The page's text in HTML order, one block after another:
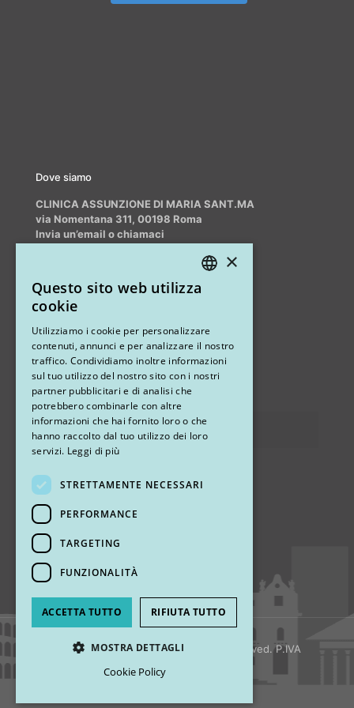
Dove siamo
CLINICA ASSUNZIONE DI MARIA SANT.MA
via Nomentana 311, 00198 Roma
Invia un’email o chiamaci
Altri studi
STUDIO MARIANETTI MED
via Sandro Pertini 26, 67051 Avezzano (AQ)
Ci trovi
© 2018 My Rhinoplasty. All Rights Reserved. P.IVA
×
Questo sito web utilizza
cookie
Utilizziamo i cookie per personalizzare
contenuti, annunci e per analizzare il nostro
traffico. Condividiamo inoltre informazioni
sul tuo utilizzo del nostro sito con i nostri
partner pubblicitari e di analisi che
potrebbero combinarle con altre
informazioni che hai fornito loro o che
hanno raccolto dal tuo utilizzo dei loro
servizi. Leggi di più
STRETTAMENTE NECESSARI
PERFORMANCE
TARGETING
FUNZIONALITÀ
ACCETTA TUTTO RIFIUTA TUTTO
MOSTRA DETTAGLI
Strettamente necessari Performance
Cookie Policy